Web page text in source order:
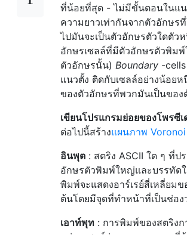
ที่น้อยที่สุด - ไม่มีขั้นตอนในแน
ความยาวเท่ากันจากตัวอักษร
ไปมันจะเป็นตัวอักษรตัวใดตัว
อักษรเซลล์ที่มีตัวอักษรตัวพิม
ตัวอักษรนั้น) Boundary -
แนวตั้ง ติดกับเซลล์อย่างน้อยห
ของตัวอักษรที่พวกมันเป็นของ
เขียนโปรแกรมย่อยของโพรซี
ต่อไปนี้สร้างแผนภาพ Voronoi
อินพุต : สตริง ASCII ใด ๆ ที่ป
อักษรตัวพิมพ์ใหญ่และบรรทัดใ
พิมพ์จะแสดงอาร์เรย์สี่เหลี่ยม
ต้นโดยมีจุดที่ทำหน้าที่เป็นช่อง
เอาท์พุท : การพิมพ์ของสตริง